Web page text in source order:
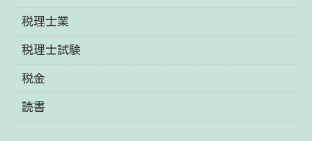
税理士業
税理士試験
税金
読書